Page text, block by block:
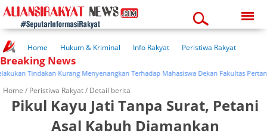
11:10:26 pm
Home Hukum & Kriminal Info Rakyat
Peristiwa Rakyat
Kuliner Rakyat
Wisata Rakyat
Pendidikan
Kesehatan
Breaking News
Tindakan Kurang Menyenangkan Terhadap Mahasiswa Dekan Fakultas Pertanian
Home / Peristiwa Rakyat/ Detail berita
Pikul Kayu Jati Tanpa Surat, Petani
Asal Kabuh Diamankan